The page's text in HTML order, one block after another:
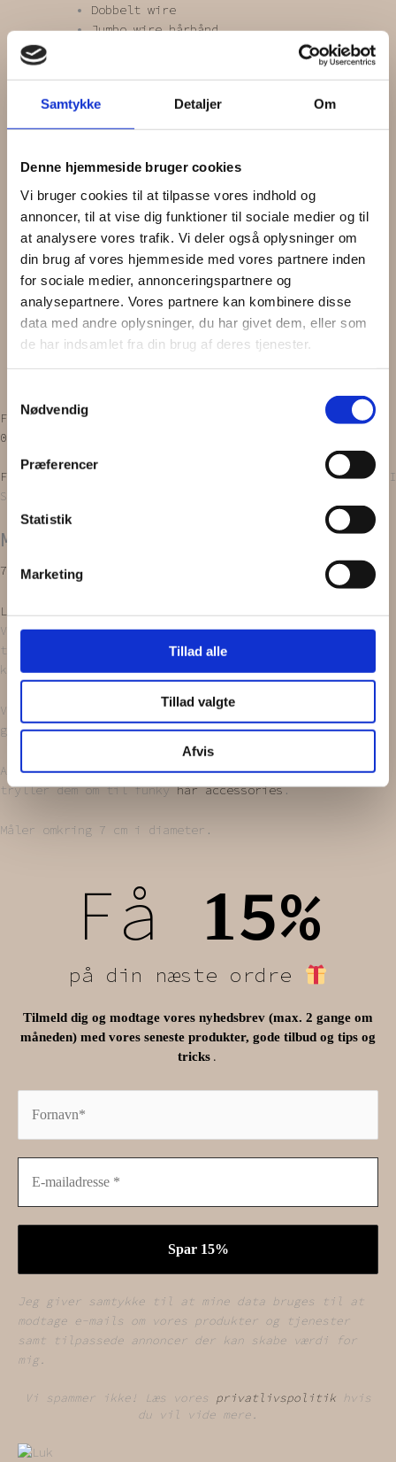
Samtykke Detaljer Om
Denne hjemmeside bruger cookies
Vi bruger cookies til at tilpasse vores indhold og
annoncer, til at vise dig funktioner til sociale medier og til
at analysere vores trafik. Vi deler også oplysninger om
din brug af vores hjemmeside med vores partnere inden
for sociale medier, annonceringspartnere og
analysepartnere. Vores partnere kan kombinere disse
data med andre oplysninger, du har givet dem, eller som
de har indsamlet fra din brug af deres tjenester.
Nødvendig
Præferencer
Statistik
Marketing
Tillad alle
Tillad valgte
Afvis
Dobbelt wire
Jumbo wire hårbånd
Blomsterspænder
Hårklemmer
Hårspænder
Blonde scrunchie
Kæmpe scrunchie
Mini scrunchie
One of a kind
Scrunchie
Zero waste
Gavekort
INSPIRATION
Facebook Instagram
0,00
Forside Mini scrunchie/ MINI
SCRUNCHIES | Limegrøn, 2 stk.
MINI SCRUNCHIES | Limegrøn, 2 stk.
79,00kr.
Læg i kurv
Vores’Mini scrunchies’bliver syet ud af upcyclede
tekstiler. Alt er håndlavet, endda med en stor portion
kærlighed!
Vores tekstiler bliver nøje udvalgt i diverse
genbrugsbutikker.
Alt bliver vasket i neutralt vaskepulver, inden vi
tryller dem om til funkyhår accessories.
Måler omkring 7 cm i diameter.
Få 15%
på din næste ordre
Tilmeld dig og modtage vores nyhedsbrev (max. 2 gange om
måneden) med vores seneste produkter, gode tilbud og tips og
tricks .
Jeg giver samtykke til at mine data bruges til at
modtage e-mails om vores produkter og tjenester
samt tilpassede annoncer der kan skabe værdi for
mig.
Vi spammer ikke! Læs vores privatlivspolitik hvis
du vil vide mere.